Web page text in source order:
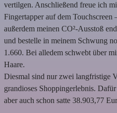
vertilgen. Anschließend freue ich
Fingertapper auf dem
außerdem meinen CO²-Ausstoß
und bestelle in meinem Schwung
1.660. Bei alledem schwebt über
Haare.
Diesmal sind nur zwei langfristige
grandioses Shoppingerlebnis.
aber auch schon satte 38.903,77